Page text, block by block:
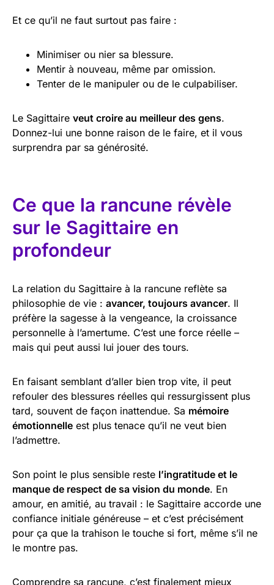
Et ce qu’il ne faut surtout pas faire :
Minimiser ou nier sa blessure.
Mentir à nouveau, même par omission.
Tenter de le manipuler ou de le culpabiliser.
Le Sagittaire veut croire au meilleur des gens.
Donnez-lui une bonne raison de le faire, et il vous
surprendra par sa générosité.
Ce que la rancune révèle
sur le Sagittaire en
profondeur
La relation du Sagittaire à la rancune reflète sa
philosophie de vie : avancer, toujours avancer. Il
préfère la sagesse à la vengeance, la croissance
personnelle à l’amertume. C’est une force réelle –
mais qui peut aussi lui jouer des tours.
En faisant semblant d’aller bien trop vite, il peut
refouler des blessures réelles qui ressurgissent plus
tard, souvent de façon inattendue. Sa mémoire
émotionnelle est plus tenace qu’il ne veut bien
l’admettre.
Son point le plus sensible reste l’ingratitude et le
manque de respect de sa vision du monde. En
amour, en amitié, au travail : le Sagittaire accorde une
confiance initiale généreuse – et c’est précisément
pour ça que la trahison le touche si fort, même s’il ne
le montre pas.
Comprendre sa rancune, c’est finalement mieux